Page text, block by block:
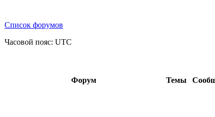
Список форумов
Часовой пояс: UTC
Форум Темы